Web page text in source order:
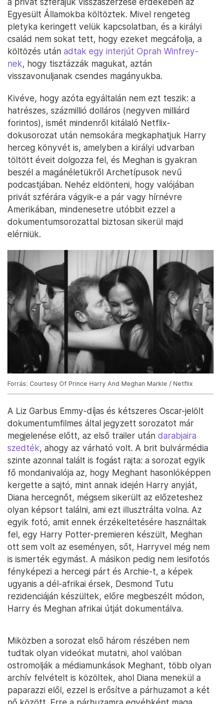
Egyesült Államokba költöztek. Mivel rengeteg
pletyka keringett velük kapcsolatban, és a királyi
család nem sokat tett, hogy ezeket megcáfolja, a
költözés után adtak egy interjút Oprah Winfrey-
nek, hogy tisztázzák magukat, aztán
visszavonuljanak csendes magányukba.
Kivéve, hogy azóta egyáltalán nem ezt teszik: a
hatrészes, százmillió dolláros (negyven milliárd
forintos), ismét mindenről kitálaló Netflix-
dokusorozat után nemsokára megkaphatjuk Harry
herceg könyvét is, amelyben a királyi udvarban
töltött éveit dolgozza fel, és Meghan is gyakran
beszél a magánéletükről Archetípusok nevű
podcastjában. Nehéz eldönteni, hogy valójában
privát szférára vágyik-e a pár vagy hírnévre
Amerikában, mindenesetre utóbbit ezzel a
dokumentumsorozattal biztosan sikerül majd
elérniük.
Forrás: Courtesy Of Prince Harry And Meghan Markle / Netflix
A Liz Garbus Emmy-díjas és kétszeres Oscar-jelölt
dokumentumfilmes által jegyzett sorozatot már
megjelenése előtt, az első trailer után darabjaira
szedték, ahogy az várható volt. A brit bulvármédia
szinte azonnal talált is fogást rajta: a sorozat egyik
fő mondanivalója az, hogy Meghant hasonlóképpen
kergette a sajtó, mint annak idején Harry anyját,
Diana hercegnőt, mégsem sikerült az előzeteshez
olyan képsort találni, ami ezt illusztrálta volna. Az
egyik fotó, amit ennek érzékeltetésére használtak
fel, egy Harry Potter-premieren készült, Meghan
ott sem volt az eseményen, sőt, Harryvel még nem
is ismerték egymást. A másikon pedig nem lesifotós
fényképezi a hercegi párt és Archie-t, a képek
ugyanis a dél-afrikai érsek, Desmond Tutu
rezidenciáján készültek, előre megbeszélt módon,
Harry és Meghan afrikai útját dokumentálva.
Miközben a sorozat első három részében nem
tudtak olyan videókat mutatni, ahol valóban
ostromolják a médiamunkások Meghant, több olyan
archív felvételt is közöltek, ahol Diana menekül a
paparazzi elől, ezzel is erősítve a párhuzamot a két